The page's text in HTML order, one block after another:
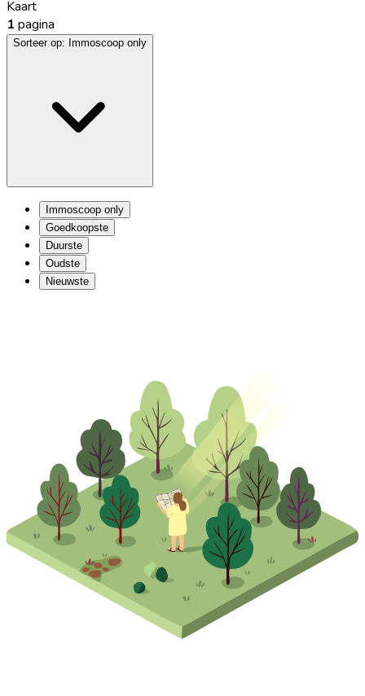
Kaart
1 pagina
Sorteer op: Immoscoop only
Immoscoop only
Goedkoopste
Duurste
Oudste
Nieuwste